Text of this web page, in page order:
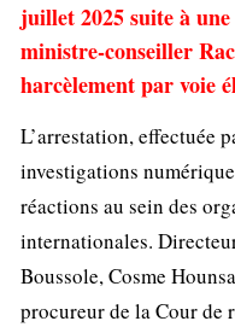
juillet 2025 suite à
ministre-conseiller
harcèlement par voie
L’arrestation, effectuée
investigations
réactions au sein des
internationales.
Boussole, Cosme
procureur de la Cour de